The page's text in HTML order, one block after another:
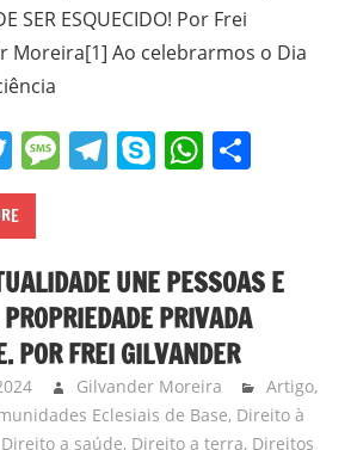
SER ESQUECIDO! Por Frei
Moreira[1] Ao celebrarmos o Dia
Twitter
Message
Telegram
SkypeShare
UNE PESSOAS E
PRIVADA
POR FREI GILVANDER
Gilvander Moreira Artigo,
Eclesiais de Base, Direito à
Direito a saúde, Direito a terra, Direitos